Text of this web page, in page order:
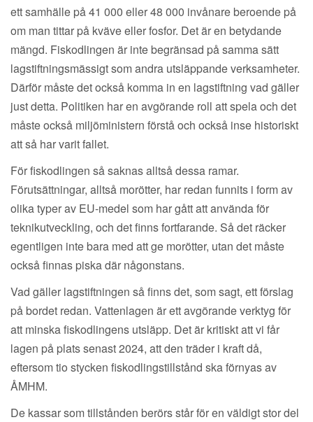
ett samhälle på 41 000 eller 48 000 invånare beroende på
om man tittar på kväve eller fosfor. Det är en betydande
mängd. Fiskodlingen är inte begränsad på samma sätt
lagstiftningsmässigt som andra utsläppande verksamheter.
Därför måste det också komma in en lagstiftning vad gäller
just detta. Politiken har en avgörande roll att spela och det
måste också miljöministern förstå och också inse historiskt
att så har varit fallet.
För fiskodlingen så saknas alltså dessa ramar.
Förutsättningar, alltså morötter, har redan funnits i form av
olika typer av EU-medel som har gått att använda för
teknikutveckling, och det finns fortfarande. Så det räcker
egentligen inte bara med att ge morötter, utan det måste
också finnas piska där någonstans.
Vad gäller lagstiftningen så finns det, som sagt, ett förslag
på bordet redan. Vattenlagen är ett avgörande verktyg för
att minska fiskodlingens utsläpp. Det är kritiskt att vi får
lagen på plats senast 2024, att den träder i kraft då,
eftersom tio stycken fiskodlingstillstånd ska förnyas av
ÅMHM.
De kassar som tillstånden berörs står för en väldigt stor del